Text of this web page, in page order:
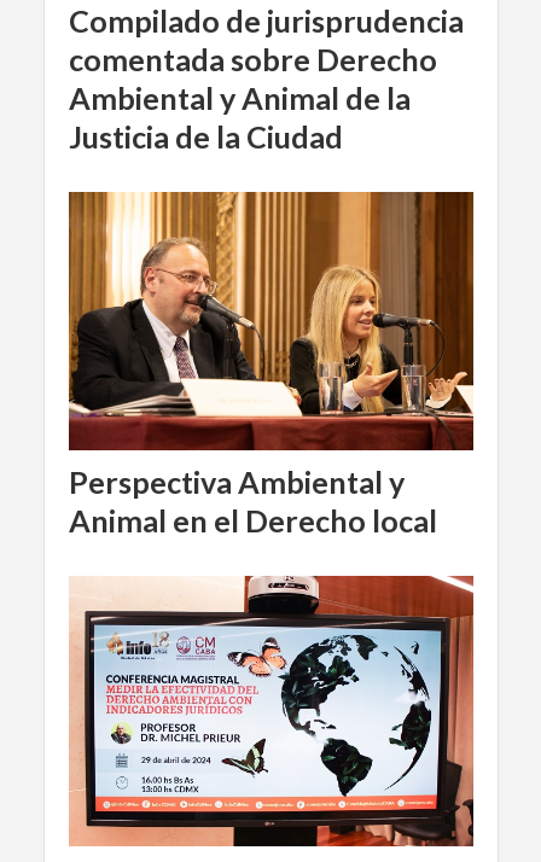
Compilado de jurisprudencia
comentada sobre Derecho
Ambiental y Animal de la
Justicia de la Ciudad
Perspectiva Ambiental y
Animal en el Derecho local